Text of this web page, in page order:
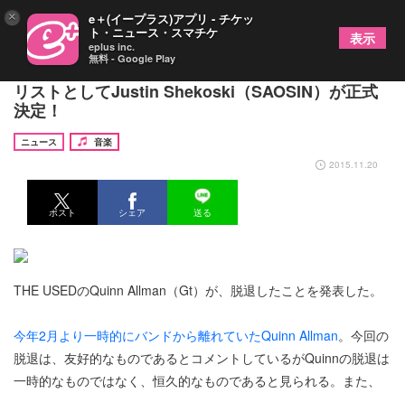
THE USED、Quinn Allman（Gt）が脱退。新ギタ
リストとしてJustin Shekoski（SAOSIN）が正式
決定！
ニュース
音楽
2015.11.20
ポスト シェア 送る
THE USEDのQuinn Allman（Gt）が、脱退したことを発表した。
今年2月より一時的にバンドから離れていたQuinn Allman。今回の
脱退は、友好的なものであるとコメントしているがQuinnの脱退は
一時的なものではなく、恒久的なものであると見られる。また、
× e＋(イープラス)アプリ - チケッ
ト・ニュース・スマチケ
eplus inc.
無料 - Google Play
表示